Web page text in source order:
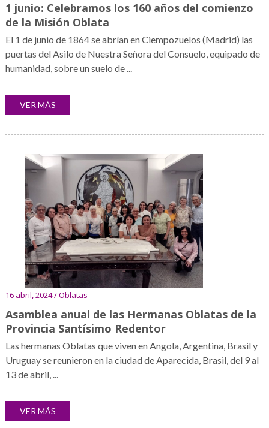
1 junio: Celebramos los 160 años del comienzo
de la Misión Oblata
El 1 de junio de 1864 se abrían en Ciempozuelos (Madrid) las
puertas del Asilo de Nuestra Señora del Consuelo, equipado de
humanidad, sobre un suelo de ...
VER MÁS
16 abril, 2024 / Oblatas
Asamblea anual de las Hermanas Oblatas de la
Provincia Santísimo Redentor
Las hermanas Oblatas que viven en Angola, Argentina, Brasil y
Uruguay se reunieron en la ciudad de Aparecida, Brasil, del 9 al
13 de abril, ...
VER MÁS